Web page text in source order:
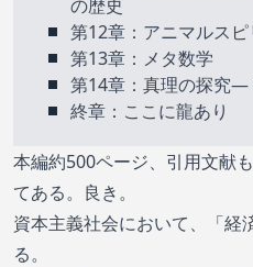
の歴史
第12章：アニマルス
第13章：メタ数学
第14章：真理の探究—
終章：ここに龍あり
本編約500ページ、引用文献
てある。良き。
資本主義社会において、「経
る。